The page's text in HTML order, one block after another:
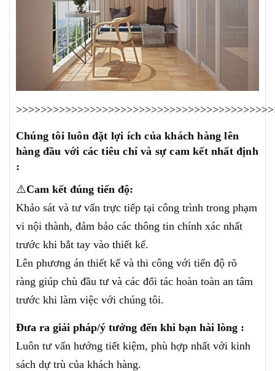
Chúng tôi luôn đặt lợi ích của khách hàng lên
hàng đầu với các tiêu chí và sự cam kết nhất định
:
⚠️Cam kết đúng tiến độ:
Khảo sát và tư vấn trực tiếp tại công trình trong phạm
vi nội thành, đảm bảo các thông tin chính xác nhất
trước khi bắt tay vào thiết kế.
Lên phương án thiết kế và thi công với tiến độ rõ
ràng giúp chù đầu tư và các đối tác hoàn toàn an tâm
trước khi làm việc với chúng tôi.
Đưa ra giải pháp/ý tưởng đến khi bạn hài lòng :
Luôn tư vấn hướng tiết kiệm, phù hợp nhất với kinh
sách dự trù của khách hàng.